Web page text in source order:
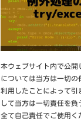
本ウェブサイト内で公開
については当方は一切の
利用したことによって引
して当方は一切責任を負
全て自己責任でご使用く